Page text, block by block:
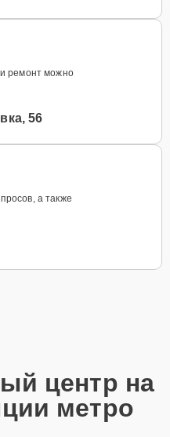
и ремонт можно
56
а также
центр на
метро